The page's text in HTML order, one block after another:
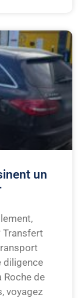
un
Transfert
diligence
Roche de
voyagez